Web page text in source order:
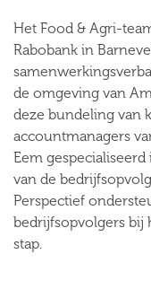
Het Food & Agri-
Rabobank in
de omgeving van
deze bundeling van
accountmanagers
Eem
van de
Perspectief
bedrijfsopvolgers bij
stap.